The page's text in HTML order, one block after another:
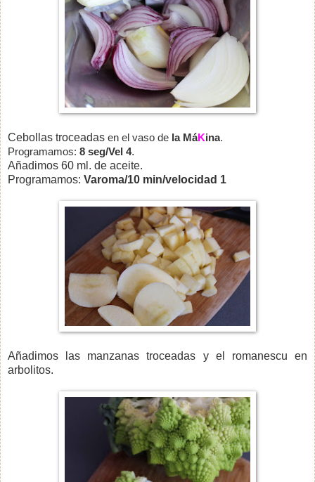
Cebollas troceadas en el vaso de la MáKina.
Programamos: 8 seg/Vel 4.
Añadimos 60 ml. de aceite.
Programamos: Varoma/10 min/velocidad 1
Añadimos las manzanas troceadas y el romanescu en
arbolitos.